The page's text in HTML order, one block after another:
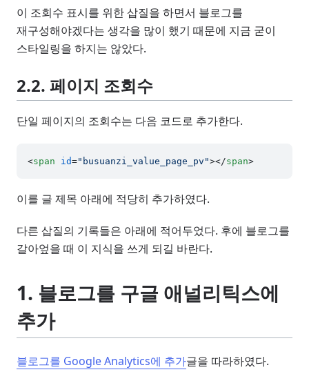
이 조회수 표시를 위한 삽질을 하면서 블로그를
재구성해야겠다는 생각을 많이 했기 때문에 지금 굳이
스타일링을 하지는 않았다.
2.2. 페이지 조회수
단일 페이지의 조회수는 다음 코드로 추가한다.
<span id="busuanzi_value_page_pv"></span>
이를 글 제목 아래에 적당히 추가하였다.
다른 삽질의 기록들은 아래에 적어두었다. 후에 블로그를
갈아엎을 때 이 지식을 쓰게 되길 바란다.
1. 블로그를 구글 애널리틱스에
추가
블로그를 Google Analytics에 추가글을 따라하였다.